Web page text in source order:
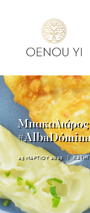
ΟΙΝΟΠΟΙΕΙΟ
ΠΡΟΪΟΝΤΑ
ΠΕΡΙΗΓΗΣΕΙΣ & ΓΕΥΣΙΓΝΩΣΙΑ
ΔΙΑΜΟΝΗ
ΕΠΙΚΟΙΝΩΝΙΑ
SEARCH
Μπακαλιάρος
23 ΜΑΡΤΙΟΥ 2023 |